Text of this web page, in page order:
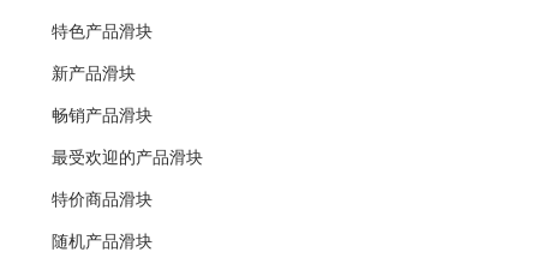
特色产品滑块
新产品滑块
畅销产品滑块
最受欢迎的产品滑块
特价商品滑块
随机产品滑块